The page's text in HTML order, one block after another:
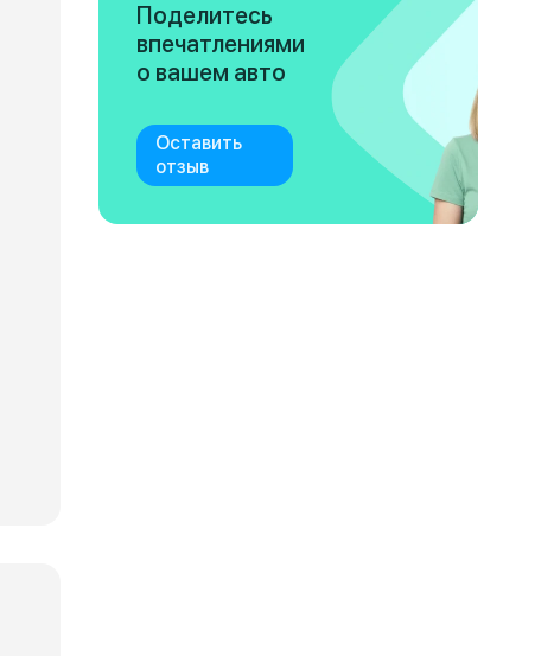
Поделитесь
впечатлениями
о вашем авто
Оставить
отзыв